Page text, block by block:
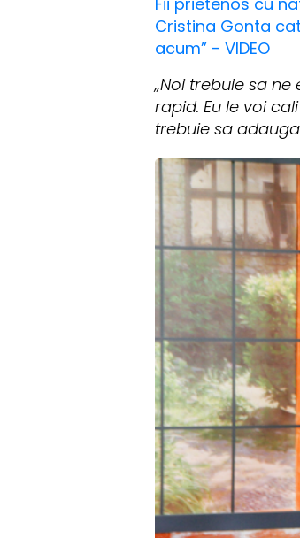
Cristina Gonta
acum” - VIDEO
„Noi trebuie sa
rapid. Eu le voi
trebuie sa